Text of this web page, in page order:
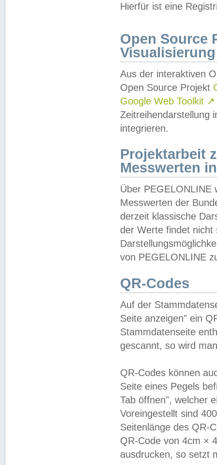
Hierfür ist eine
Open Source
Visualisierung
Aus der interaktiven
Open Source Projekt
Google Web Toolkit ↗
Zeitreihendarstellung
integrieren.
Projektarbeit
Messwerten
Über PEGELONLINE
Messwerten der
derzeit klassische
der Werte findet
von PEGELONLINE
QR-Codes
Auf der
Seite anzeigen" ein
Stammdatenseite
gescannt, so wird
QR-Codes können
Seite eines Pegels
Tab öffnen", welcher
Voreingestellt sind
Seitenlänge des QR-
QR-Code von 4cm ×
ausdrucken, so setzt